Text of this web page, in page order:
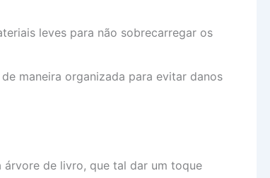
leves para não sobrecarregar os
maneira organizada para evitar danos
de livro, que tal dar um toque